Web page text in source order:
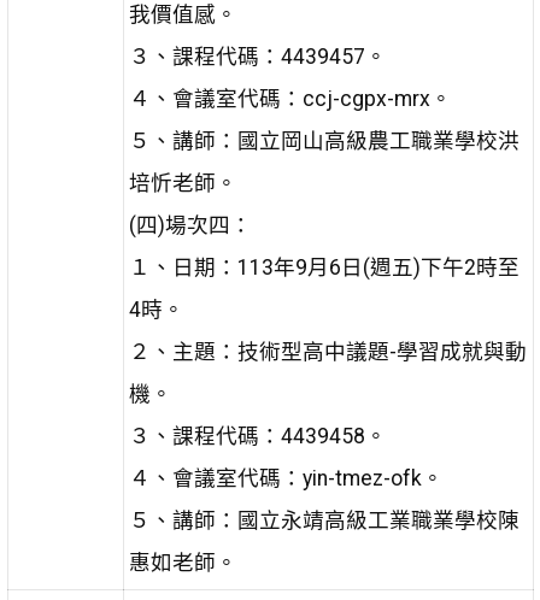
我價值感。
３、課程代碼：4439457。
４、會議室代碼：ccj-cgpx-mrx。
５、講師：國立岡山高級農工職業學校洪
培忻老師。
(四)場次四：
１、日期：113年9月6日(週五)下午2時至
4時。
２、主題：技術型高中議題-學習成就與動
機。
３、課程代碼：4439458。
４、會議室代碼：yin-tmez-ofk。
５、講師：國立永靖高級工業職業學校陳
惠如老師。